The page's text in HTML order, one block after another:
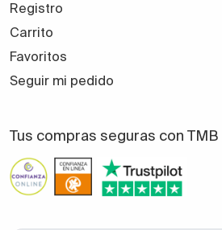
Registro
Carrito
Favoritos
Seguir mi pedido
Tus compras seguras con TMB